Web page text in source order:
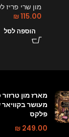
מון שרי פריז
₪115.00
הוספה לסל
מארז מון
מעושר בקוויאר
פלקס
₪ 249.00